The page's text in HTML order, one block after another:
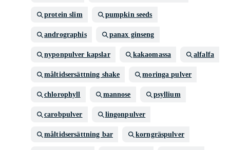
protein slim pumpkin seeds
andrographis panax ginseng
nyponpulver kapslar kakaomassa alfalfa
måltidsersättning shake moringa pulver
chlorophyll mannose psyllium
carobpulver lingonpulver
måltidsersättning bar korngräspulver